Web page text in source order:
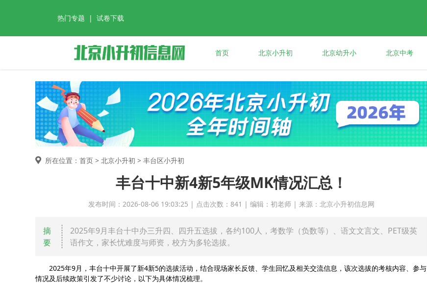
热门专题 | 试卷下载
首页 北京小升初 北京幼升小 北京中考
所在位置：首页 > 北京小升初 > 丰台区小升初
丰台十中新4新5年级MK情况汇总！
发布时间：2026-08-06 19:03:25 | 点击次数：841 | 编辑：初老师 | 来源：北京小升初信息网
摘
要
2025年9月丰台十中办三升四、四升五选拔，各约100人，考数学（负数等）、语文文言文、PET级英
语作文，家长忧难度与师资，校方为多轮选拔。
2025年9月，丰台十中开展了新4新5的选拔活动，结合现场家长反馈、学生回忆及相关交流信息，该次选拔的考核内容、参与
情况及后续政策引发了不少讨论，以下为具体情况梳理。